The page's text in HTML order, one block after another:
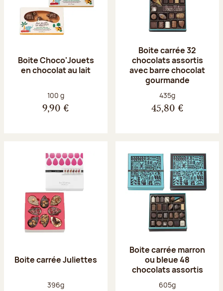
Boite Choco'Jouets
en chocolat au lait
Poids net :
100 g
9,90 €
Boite carrée 32
chocolats assortis
avec barre chocolat
gourmande
Poids net :
435g
45,80 €
Boite carrée Juliettes
Poids net :
396g
Boite carrée marron
ou bleue 48
chocolats assortis
Poids net :
605g